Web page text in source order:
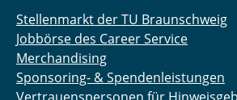
Stellenmarkt der TU Braunschweig
Jobbörse des Career Service
Merchandising
Sponsoring- & Spendenleistungen